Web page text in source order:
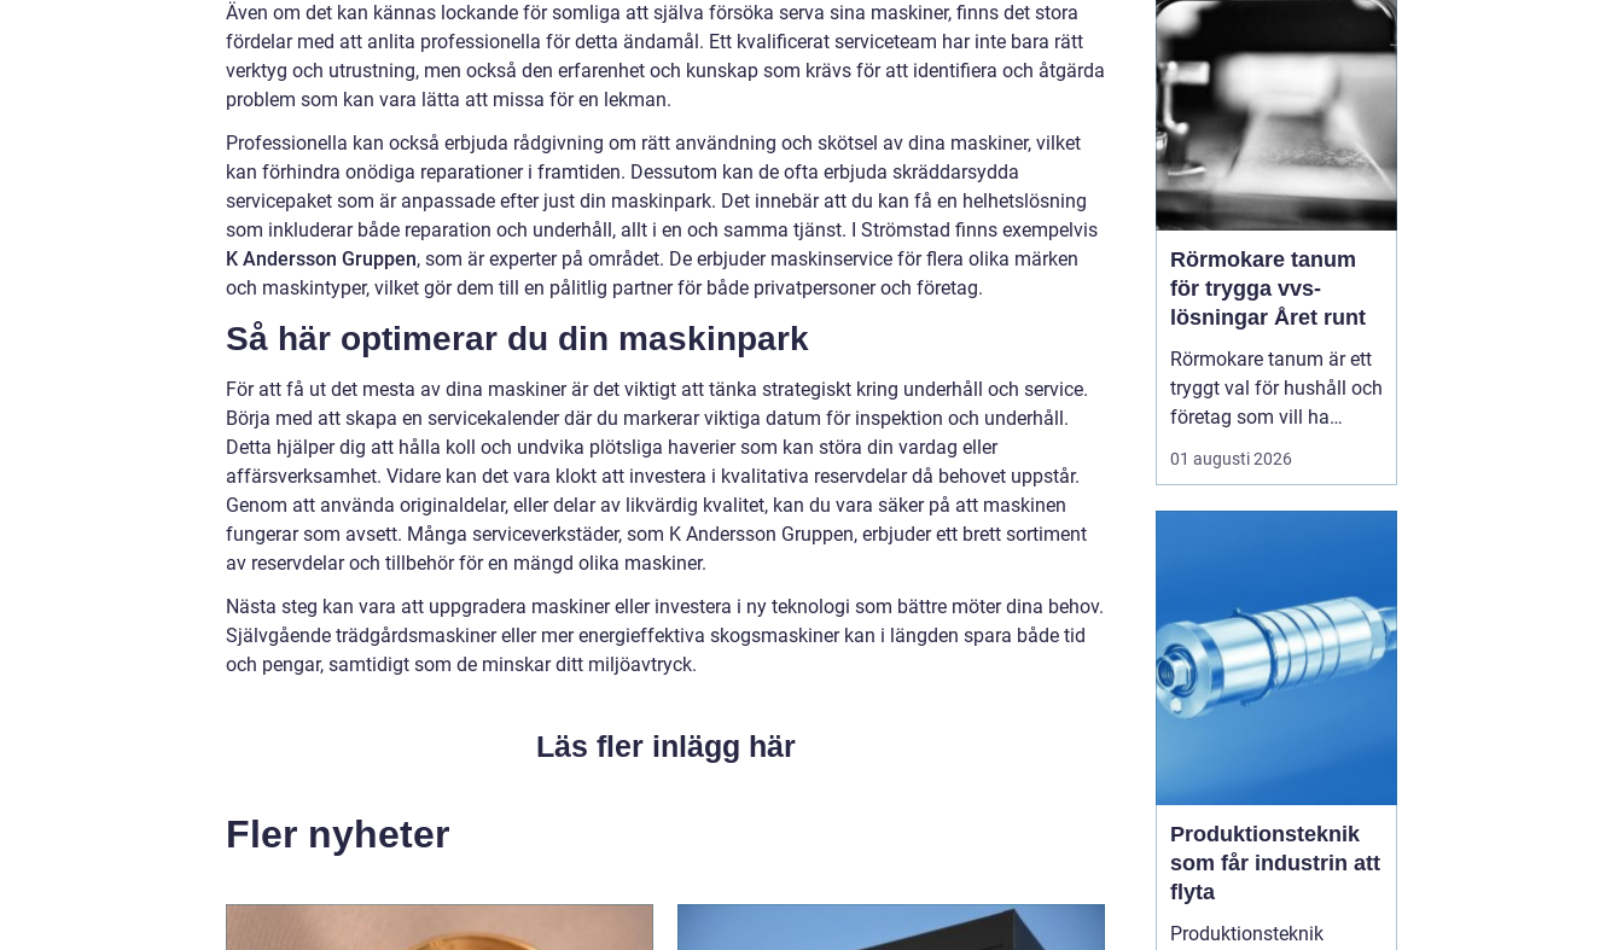
Även om det kan kännas lockande för somliga att själva försöka serva sina maskiner, finns det stora
fördelar med att anlita professionella för detta ändamål. Ett kvalificerat serviceteam har inte bara rätt
verktyg och utrustning, men också den erfarenhet och kunskap som krävs för att identifiera och åtgärda
problem som kan vara lätta att missa för en lekman.
Professionella kan också erbjuda rådgivning om rätt användning och skötsel av dina maskiner, vilket
kan förhindra onödiga reparationer i framtiden. Dessutom kan de ofta erbjuda skräddarsydda
servicepaket som är anpassade efter just din maskinpark. Det innebär att du kan få en helhetslösning
som inkluderar både reparation och underhåll, allt i en och samma tjänst. I Strömstad finns exempelvis
K Andersson Gruppen, som är experter på området. De erbjuder maskinservice för flera olika märken
och maskintyper, vilket gör dem till en pålitlig partner för både privatpersoner och företag.
Så här optimerar du din maskinpark
För att få ut det mesta av dina maskiner är det viktigt att tänka strategiskt kring underhåll och service.
Börja med att skapa en servicekalender där du markerar viktiga datum för inspektion och underhåll.
Detta hjälper dig att hålla koll och undvika plötsliga haverier som kan störa din vardag eller
affärsverksamhet. Vidare kan det vara klokt att investera i kvalitativa reservdelar då behovet uppstår.
Genom att använda originaldelar, eller delar av likvärdig kvalitet, kan du vara säker på att maskinen
fungerar som avsett. Många serviceverkstäder, som K Andersson Gruppen, erbjuder ett brett sortiment
av reservdelar och tillbehör för en mängd olika maskiner.
Nästa steg kan vara att uppgradera maskiner eller investera i ny teknologi som bättre möter dina behov.
Självgående trädgårdsmaskiner eller mer energieffektiva skogsmaskiner kan i längden spara både tid
och pengar, samtidigt som de minskar ditt miljöavtryck.
Läs fler inlägg här
Fler nyheter
Rörmokare tanum
för trygga vvs-
lösningar Året runt
Rörmokare tanum är ett
tryggt val för hushåll och
företag som vill ha
säkra, hållbara och
professionella vvs-
renoveringar och
energisnåla
uppvärmningssystem.
Rätt ...
01 augusti 2026
Produktionsteknik
som får industrin att
flyta
Produktionsteknik